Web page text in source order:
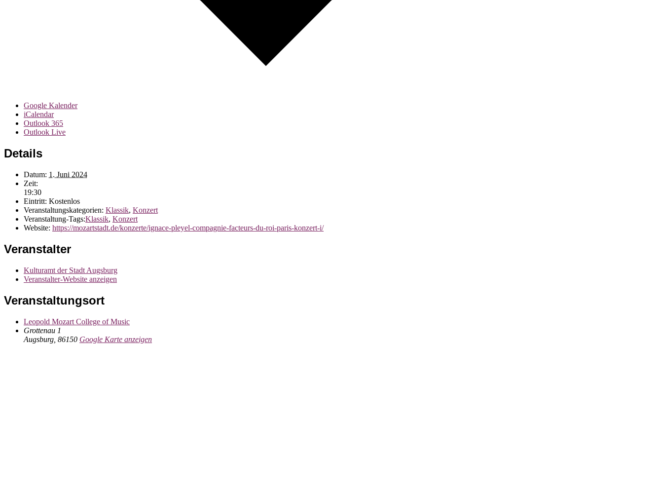
Google Kalender
iCalendar
Outlook 365
Outlook Live
Details
Datum: 1. Juni 2024
Zeit:
19:30
Eintritt: Kostenlos
Veranstaltungskategorien: Klassik, Konzert
Veranstaltung-Tags:Klassik, Konzert
Website: https://mozartstadt.de/konzerte/ignace-pleyel-compagnie-facteurs-du-roi-paris-konzert-i/
Veranstalter
Kulturamt der Stadt Augsburg
Veranstalter-Website anzeigen
Veranstaltungsort
Leopold Mozart College of Music
Grottenau 1
Augsburg 86150 Google Karte anzeigen